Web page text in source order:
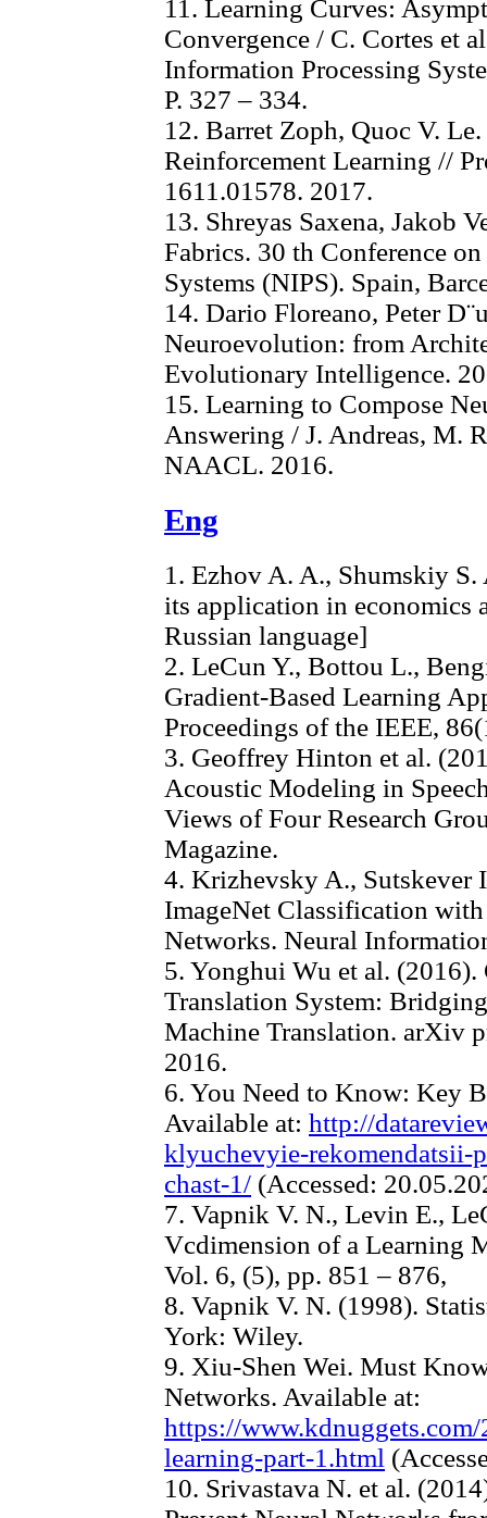
11. Learning Curves:
Convergence / C. Cortes et
Information Processing
P. 327 – 334.
12. Barret Zoph, Quoc V.
Reinforcement Learning //
1611.01578. 2017.
13. Shreyas Saxena, Jakob
Fabrics. 30 th Conference
Systems (NIPS). Spain,
14. Dario Floreano, Peter
Neuroevolution: from
Evolutionary Intelligence.
15. Learning to Compose
Answering / J. Andreas, M.
NAACL. 2016.
Eng
1. Ezhov A. A., Shumskiy
its application in economics
Russian language]
2. LeCun Y., Bottou L.,
Gradient-Based Learning
Proceedings of the IEEE,
3. Geoffrey Hinton et al.
Acoustic Modeling in
Views of Four Research
Magazine.
4. Krizhevsky A., Sutskever
ImageNet Classification
Networks. Neural
5. Yonghui Wu et al. (2016).
Translation System:
Machine Translation. arXiv
2016.
6. You Need to Know: Key
Available at: http://
klyuchevyie-rekomendatsii-
chast-1/ (Accessed:
7. Vapnik V. N., Levin E.,
Vcdimension of a Learning
Vol. 6, (5), pp. 851 – 876,
8. Vapnik V. N. (1998).
York: Wiley.
9. Xiu-Shen Wei. Must
Networks. Available at:
https://
learning-part-1.html
10. Srivastava N. et al.